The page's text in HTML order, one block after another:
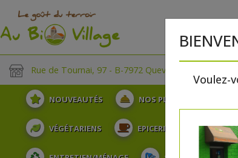
Rue de Tournai, 97 - B-7972 Quevaucamps
NOUVEAUTÉS NOS PLATEAUX
VÉGÉTARIENS EPICERIE PLATS
Voulez-